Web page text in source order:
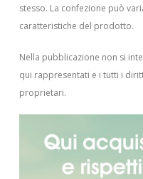
stesso. La confezione può
caratteristiche del prodotto.
Nella pubblicazione non si
qui rappresentati e i tutti i
proprietari.